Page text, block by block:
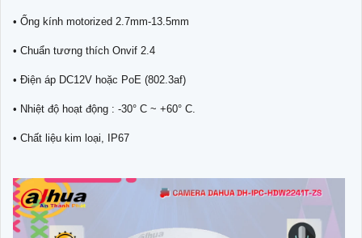
• Ống kính motorized 2.7mm-13.5mm
• Chuẩn tương thích Onvif 2.4
• Điện áp DC12V hoặc PoE (802.3af)
• Nhiệt độ hoạt động : -30° C ~ +60° C.
• Chất liệu kim loại, IP67